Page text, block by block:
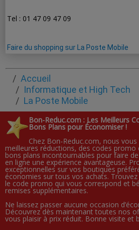
Tel : 01 47 09 47 09
Faire du shopping sur La Poste Mobile
Accueil
Informatique et High Tech
La Poste Mobile
Bon-Reduc.com : Les Meilleurs
Bons Plans pour Économiser !
Chez Bon-Reduc.com, nous
meilleures réductions, des codes promo
bons plans incontournables pour faire
en ligne une expérience avantageuse.
exceptionnelles sur vos boutiques
économies sur tous vos achats. Trouvez
le code promo qui vous correspond et
remises supplémentaires.
Ne laissez passer aucune occasion
Découvrez dès maintenant toutes nos
vous plaisir à prix réduit. Bonne visite et